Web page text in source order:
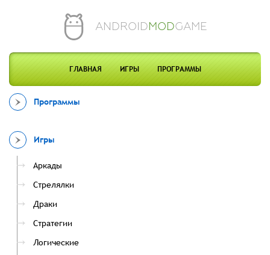
ANDROIDMODGAME
ГЛАВНАЯ ИГРЫ ПРОГРАММЫ
Программы
Игры
Аркады
Стрелялки
Драки
Стратегии
Логические